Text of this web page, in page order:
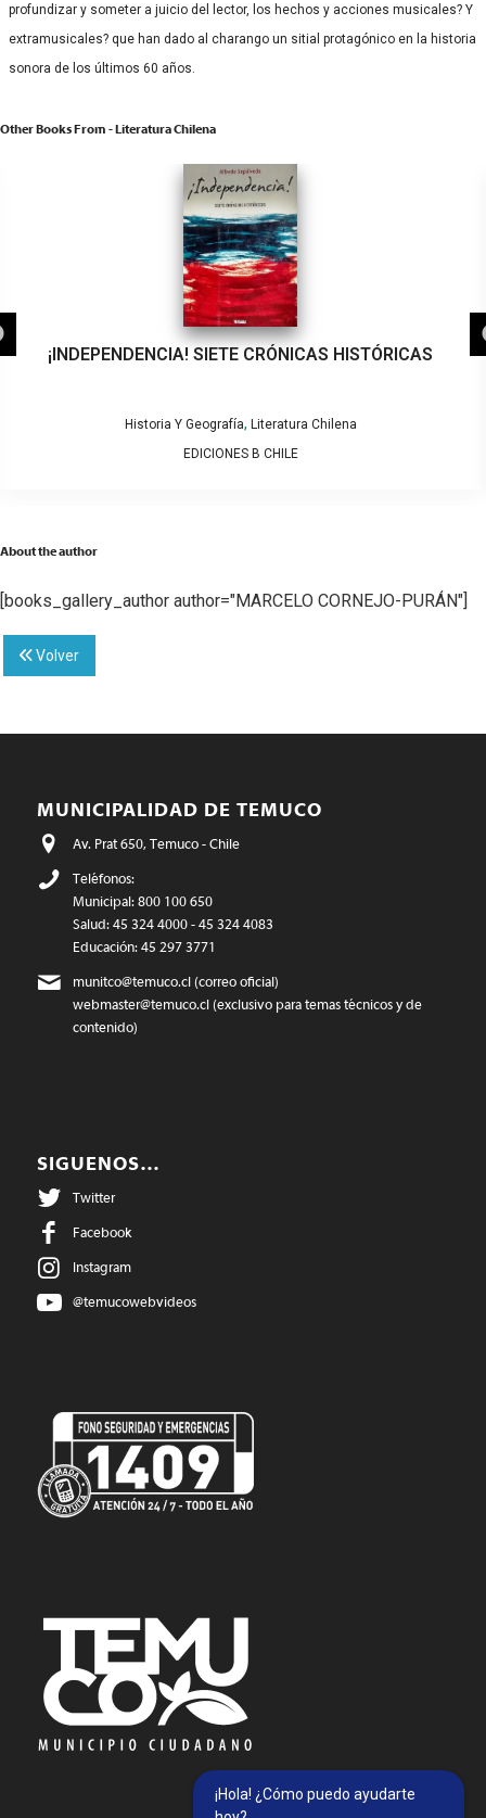
profundizar y someter a juicio del lector, los hechos y acciones musicales? Y
extramusicales? que han dado al charango un sitial protagónico en la historia
sonora de los últimos 60 años.
Other Books From - Literatura Chilena
¡INDEPENDENCIA! SIETE CRÓNICAS HISTÓRICAS
Historia Y Geografía, Literatura Chilena
EDICIONES B CHILE
About the author
[books_gallery_author author="MARCELO CORNEJO-PURÁN"]
Volver
MUNICIPALIDAD DE TEMUCO
Av. Prat 650, Temuco - Chile
Teléfonos:
Municipal: 800 100 650
Salud: 45 324 4000 - 45 324 4083
Educación: 45 297 3771
munitco@temuco.cl(correo oficial)
webmaster@temuco.cl(exclusivo para temas técnicos y de
contenido)
SIGUENOS…
Twitter
Facebook
Instagram
@temucowebvideos
¡Hola! ¿Cómo puedo ayudarte